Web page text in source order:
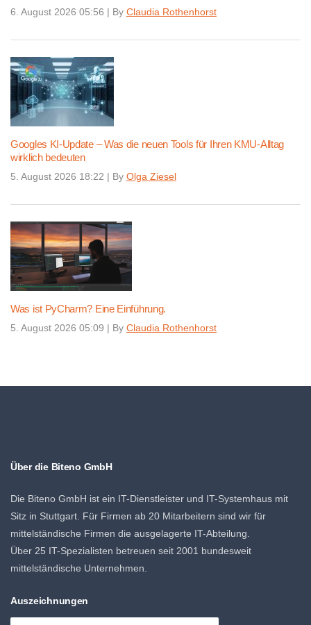
6. August 2026 05:56 | By Claudia Rothenhorst
Googles KI-Update – Was die neuen Tools für Ihren KMU-Alltag
wirklich bedeuten
5. August 2026 18:22 | By Olga Ziesel
Was ist PyCharm? Eine Einführung.
5. August 2026 05:09 | By Claudia Rothenhorst
Über die Biteno GmbH
Die Biteno GmbH ist ein IT-Dienstleister und IT-Systemhaus mit
Sitz in Stuttgart. Für Firmen ab 20 Mitarbeitern sind wir für
mittelständische Firmen die ausgelagerte IT-Abteilung.
Über 25 IT-Spezialisten betreuen seit 2001 bundesweit
mittelständische Unternehmen.
Auszeichnungen